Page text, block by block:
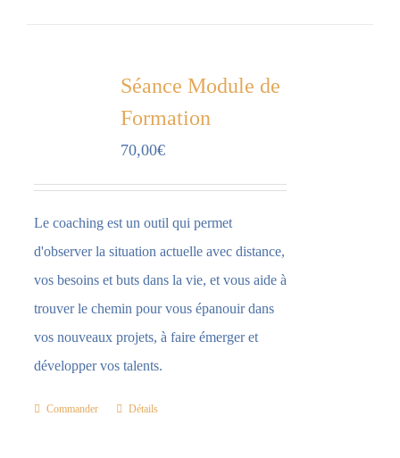
Séance Module de
Formation
70,00€
Le coaching est un outil qui permet
d'observer la situation actuelle avec distance,
vos besoins et buts dans la vie, et vous aide à
trouver le chemin pour vous épanouir dans
vos nouveaux projets, à faire émerger et
développer vos talents.
Commander Détails